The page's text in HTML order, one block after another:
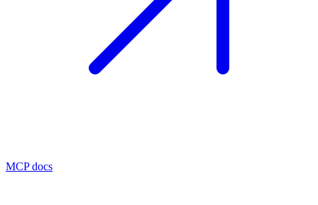
MCP docs